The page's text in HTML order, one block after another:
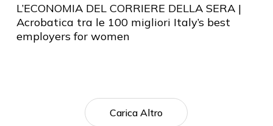
L’ECONOMIA DEL CORRIERE DELLA SERA |
Acrobatica tra le 100 migliori Italy’s best
employers for women
Carica Altro